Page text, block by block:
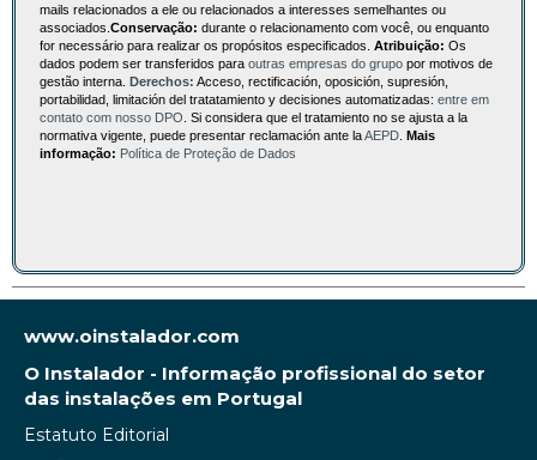
mails relacionados a ele ou relacionados a interesses semelhantes ou
associados. Conservação: durante o relacionamento com você, ou enquanto
for necessário para realizar os propósitos especificados. Atribuição: Os
dados podem ser transferidos para outras empresas do grupo por motivos de
gestão interna. Derechos: Acceso, rectificación, oposición, supresión,
portabilidad, limitación del tratatamiento y decisiones automatizadas: entre em
contato com nosso DPO . Si considera que el tratamiento no se ajusta a la
normativa vigente, puede presentar reclamación ante laAEPD Mais
informação: Política de Proteção de Dados
www.oinstalador.com
O Instalador - Informação profissional do setor
das instalações em Portugal
Estatuto Editorial